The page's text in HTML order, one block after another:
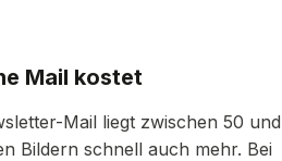
Mail kostet
Mail liegt zwischen 50 und
Bildern schnell auch mehr. Bei